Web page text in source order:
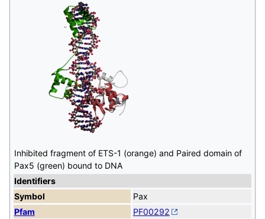
Inhibited fragment of ETS-1 (orange) and Paired domain of
Pax5 (green) bound to DNA
Identifiers
Symbol
Pax
Pfam
PF00292